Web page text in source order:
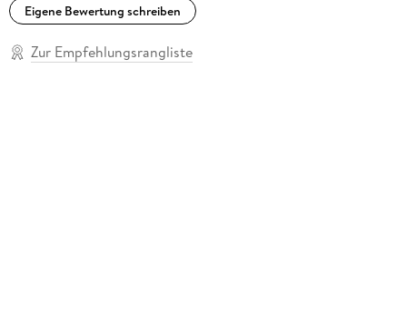
Eigene Bewertung schreiben
Zur Empfehlungsrangliste